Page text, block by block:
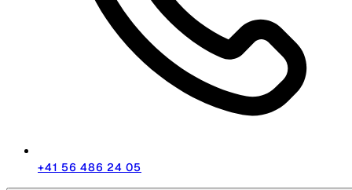
+41 56 486 24 05